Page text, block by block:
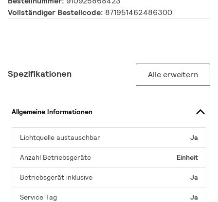
Vollständiger Bestellcode: 871951462486300
Spezifikationen Alle erweitern
Allgemeine Informationen
Lichtquelle austauschbar Ja
Anzahl Betriebsgeräte Einheit
Betriebsgerät inklusive Ja
Service Tag Ja